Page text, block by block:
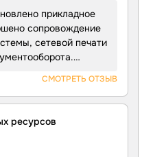
охранно-
20П SMD».
двойную
так и в двух
система оповещения
наличие
табло «ВЫХОД».
к выходам
переходят в рабочий
ситуаций
прикладное
сопровождение
сетевой печати
ресурсов
а также защита
доступа
СМОТРЕТЬ ОТЗЫВ
ресурсов